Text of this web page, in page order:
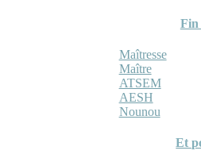
Fin
Maîtresse
Maître
ATSEM
AESH
Nounou
Et